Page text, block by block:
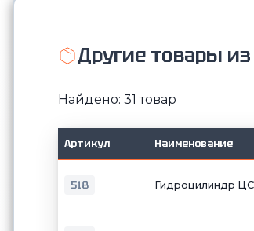
Другие товары
Найдено: 31 товар
Артикул Наименование
518 Гидроцилиндр